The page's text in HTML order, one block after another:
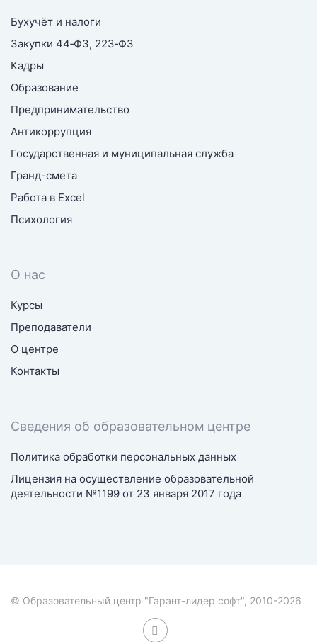
Бухучёт и налоги
Закупки 44‑ФЗ, 223‑ФЗ
Кадры
Образование
Предпринимательство
Антикоррупция
Государственная и муниципальная служба
Гранд-смета
Работа в Excel
Психология
О нас
Курсы
Преподаватели
О центре
Контакты
Cведения об образовательном центре
Политика обработки персональных данных
Лицензия на осуществление образовательной
деятельности №1199 от 23 января 2017 года
© Образовательный центр "Гарант-лидер софт", 2010-2026